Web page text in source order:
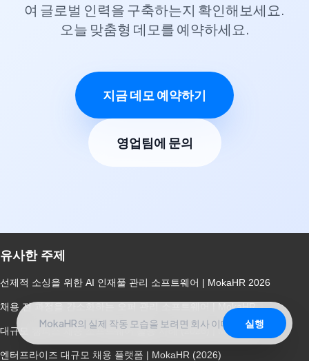
여 글로벌 인력을 구축하는지 확인해보세요.
오늘 맞춤형 데모를 예약하세요.
지금 데모 예약하기
영업팀에 문의
실행
유사한 주제
선제적 소싱을 위한 AI 인재풀 관리 소프트웨어 | MokaHR 2026
채용 전 과정을 간소화하는 오퍼 관리 소프트웨어 | MokaHR
대규모 캠퍼스 채용 소프트웨어 활용 사례 (2026) | MokaHR
엔터프라이즈 대규모 채용 플랫폼 | MokaHR (2026)